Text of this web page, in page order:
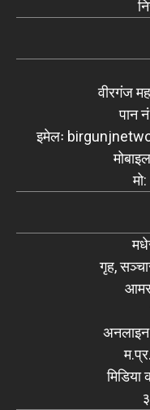
वीरगंज
पान
इमेलः
गृह,
अनलाइन